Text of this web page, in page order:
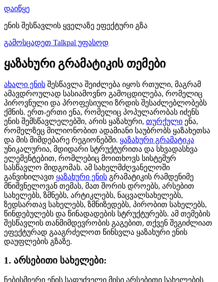
დაიწყე
ენის შესწავლის ყველაზე ეფექტური გზა
გამოსცადეთ Talkpal უფასოდ
ყაზახური გრამატიკის თემები
ახალი ენის შესწავლა შეიძლება იყოს რთული, მაგრამ
ამავდროულად სასიამოვნო გამოცდილება, რომელიც
პიროვნული და პროფესიული ზრდის შესაძლებლობებს
ქმნის. ერთ-ერთი ენა, რომელიც პოპულარობას იძენს
ენის შემსწავლელებში, არის ყაზახური, თურქული ენა,
რომელზეც მილიონობით ადამიანი საუბრობს ყაზახეთსა
და მის მიმდებარე რეგიონებში. ყაზახური გრამატიკა
უნიკალურია, მდიდარი სტრუქტურითა და სხვადასხვა
ელემენტებით, რომლებიც მოითხოვს სისტემურ
სასწავლო მიდგომას. ამ სახელმძღვანელოში
განვიხილავთ ყაზახური ენის გრამატიკის რამდენიმე
მნიშვნელოვან თემას, მათ შორის დროებს, არსებით
სახელებს, ზმნებს, არტიკლებს, ნაცვალსახელებს,
ზედსართავ სახელებს, ზმნიზედებს, პირობით სახელებს,
წინდებულებს და წინადადების სტრუქტურებს. ამ თემების
შესწავლის თანმიმდევრობის გაგებით, თქვენ შეგიძლიათ
ეფექტურად გააგრძელოთ წინსვლა ყაზახური ენის
დაუფლების გზაზე.
1. არსებითი სახელები:
ნებისმიერი ენის საფუძველი მისი არსებითი სახელების